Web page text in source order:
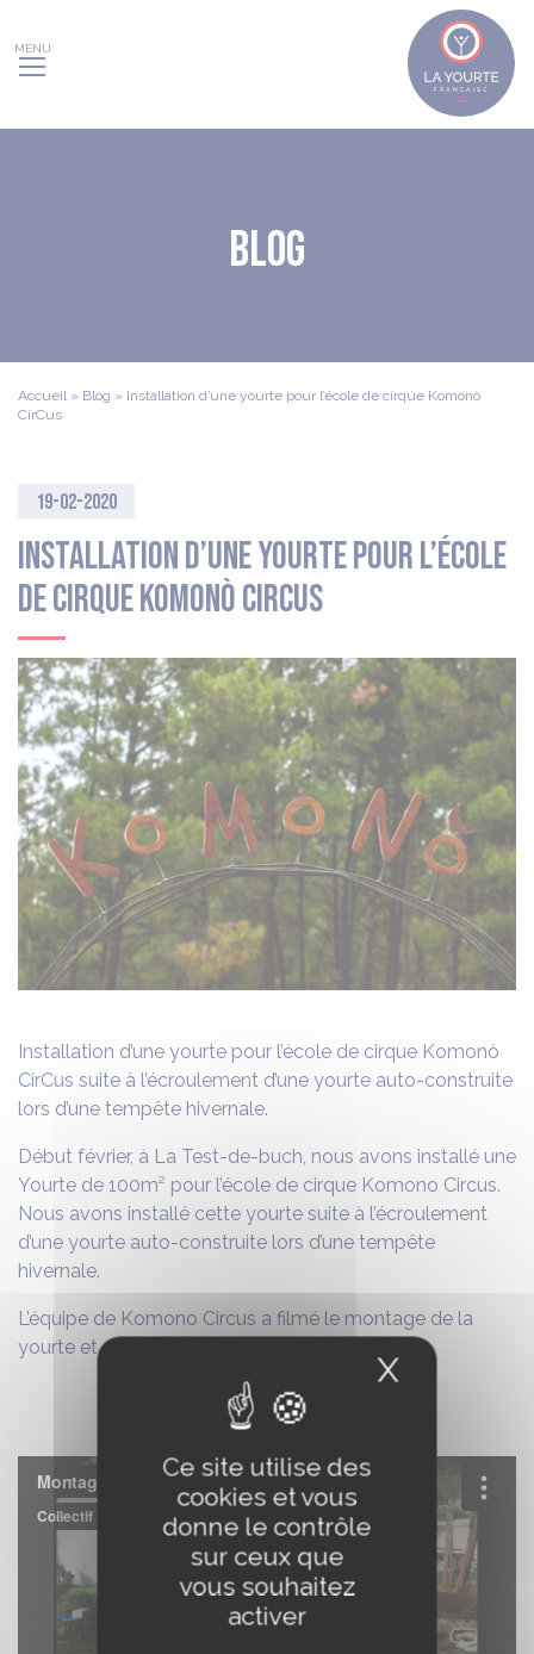
Blog
Accueil » Blog » Installation d’une yourte pour l’école de cirque Komonò
CirCus
19-02-2020
Installation d’une yourte pour l’école
de cirque Komonò CirCus
Installation d’une yourte pour l’école de cirque Komonò
CirCus suite à l’écroulement d’une yourte auto-construite
lors d’une tempête hivernale.
Début février, à La Test-de-buch, nous avons installé une
Yourte de 100m² pour l’école de cirque Komono Circus.
Nous avons installé cette yourte suite à l’écroulement
d’une yourte auto-construite lors d’une tempête
hivernale.
L’équipe de Komono Circus a filmé le montage de la
yourte et en fait une superbe vidéo.
Ce site utilise des
cookies et vous
donne le contrôle
sur ceux que
vous souhaitez
activer
X